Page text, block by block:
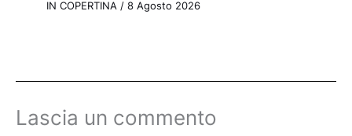
IN COPERTINA/ 8 Agosto 2026
Lascia un commento